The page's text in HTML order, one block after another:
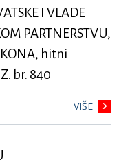
I VLADE
PARTNERSTVU,
hitni
br. 840
VIŠE